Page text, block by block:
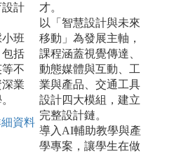
設計
班
括
不
業
資料
才。
以「智慧設計與未來
移動」為發展主軸，
課程涵蓋視覺傳達、
動態媒體與互動、工
業與產品、交通工具
設計四大模組，建立
完整設計鏈。
導入AI輔助教學與產
學專案，讓學生在做